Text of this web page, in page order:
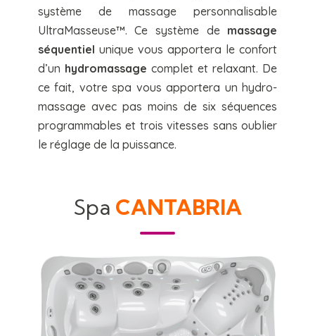
système de massage personnalisable
UltraMasseuse™. Ce système de massage
séquentiel unique vous apportera le confort
d’un hydromassage complet et relaxant. De
ce fait, votre spa vous apportera un hydro-
massage avec pas moins de six séquences
programmables et trois vitesses sans oublier
le réglage de la puissance.
Spa CANTABRIA